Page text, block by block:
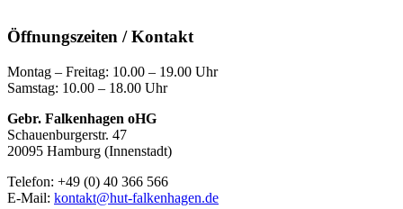
Öffnungszeiten / Kontakt
Montag – Freitag: 10.00 – 19.00 Uhr
Samstag: 10.00 – 18.00 Uhr
Gebr. Falkenhagen oHG
Schauenburgerstr. 47
20095 Hamburg (Innenstadt)
Telefon: +49 (0) 40 366 566
E-Mail: kontakt@hut-falkenhagen.de